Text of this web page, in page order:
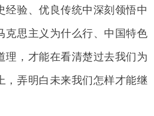
经验、优良传统中深刻领悟中
克思主义为什么行、中国特色
理，才能在看清楚过去我们为
，弄明白未来我们怎样才能继